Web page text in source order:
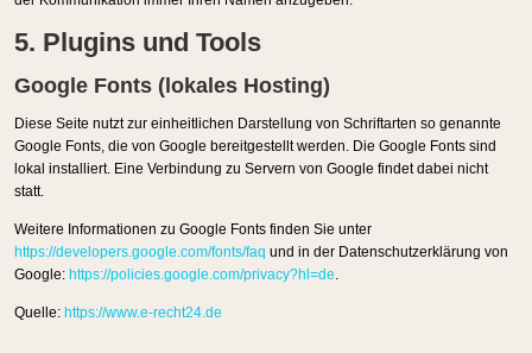
5. Plugins und Tools
Google Fonts (lokales Hosting)
Diese Seite nutzt zur einheitlichen Darstellung von Schriftarten so genannte
Google Fonts, die von Google bereitgestellt werden. Die Google Fonts sind
lokal installiert. Eine Verbindung zu Servern von Google findet dabei nicht
statt.
Weitere Informationen zu Google Fonts finden Sie unter
https://developers.google.com/fonts/faq und in der Datenschutzerklärung von
Google:https://policies.google.com/privacy?hl=de
Quelle:https://www.e-recht24.de